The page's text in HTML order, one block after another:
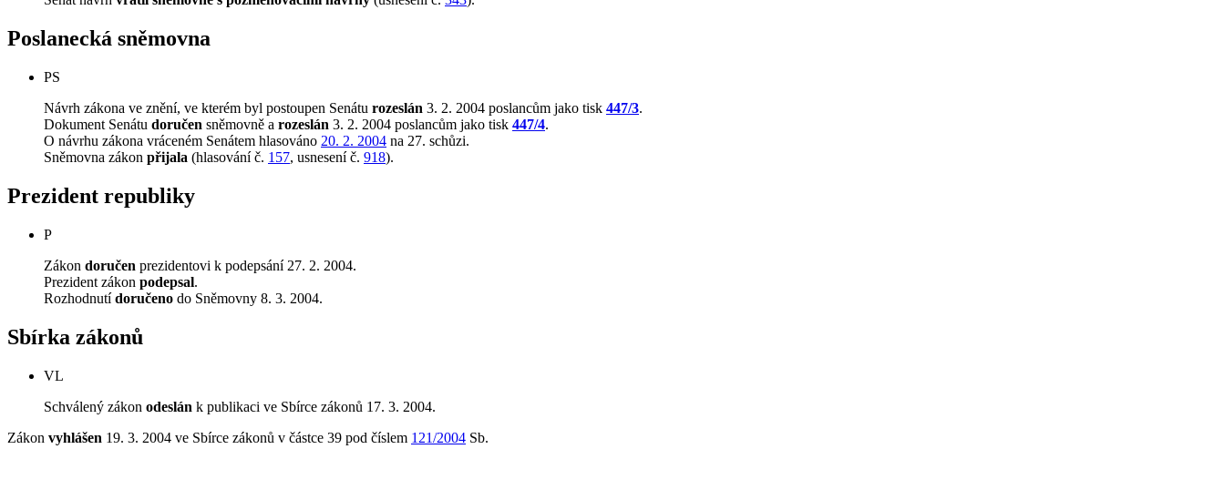
Poslanecká sněmovna
PS
Návrh zákona ve znění, ve kterém byl postoupen Senátu rozeslán 3. 2. 2004 poslancům jako tisk 447/3.
Dokument Senátu doručen sněmovně a rozeslán 3. 2. 2004 poslancům jako tisk 447/4.
O návrhu zákona vráceném Senátem hlasováno 20. 2. 2004 na 27. schůzi.
Sněmovna zákon přijala (hlasování č. 157, usnesení č. 918).
Prezident republiky
P
Zákon doručen prezidentovi k podepsání 27. 2. 2004.
Prezident zákon podepsal.
Rozhodnutídoručeno do Sněmovny 8. 3. 2004.
Sbírka zákonů
VL
Schválený zákon odeslán k publikaci ve Sbírce zákonů 17. 3. 2004.
Zákon vyhlášen 19. 3. 2004 ve Sbírce zákonů v částce 39 pod číslem 121/2004 Sb.